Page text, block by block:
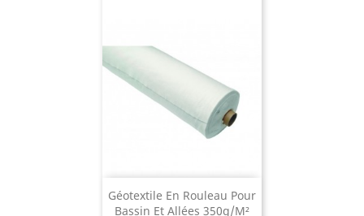
Géotextile En Rouleau Pour
Bassin Et Allées 350g/m²